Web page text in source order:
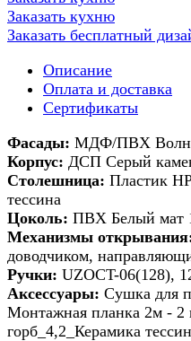
Заказать кухню
Заказать бесплатный
Описание
Оплата и доставка
Сертификаты
Фасады: МДФ/ПВХ
Корпус: ДСП Серый
Столешница: Пластик
тессина
Цоколь: ПВХ Белый мат
Механизмы
доводчиком,
Ручки: UZOCT-06(128),
Аксессуары: Сушка для
Монтажная планка 2м - 2
горб_4,2_Керамика